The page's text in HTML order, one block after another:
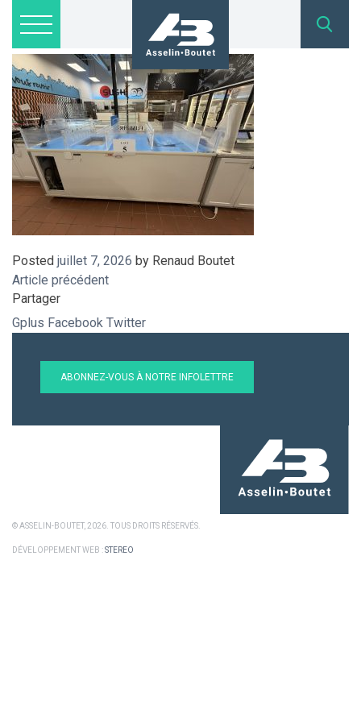
Lots disponibles
Inscription
Nous joindre
admin@asselinboutet.com
418 254-1771
IMG_8983
Posted juillet 7, 2026 by Renaud Boutet
Article précédent
Partager
Gplus Facebook Twitter
ABONNEZ-VOUS À NOTRE INFOLETTRE
© ASSELIN-BOUTET, 2026. TOUS DROITS RÉSERVÉS.
DÉVELOPPEMENT WEB :STEREO